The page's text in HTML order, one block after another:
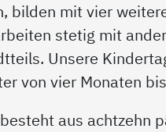
bilden mit vier
stetig mit
Unsere
von vier Monaten
aus achtzehn